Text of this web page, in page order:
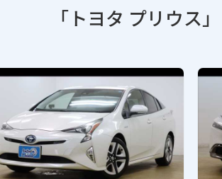
「トヨタ プリウス」